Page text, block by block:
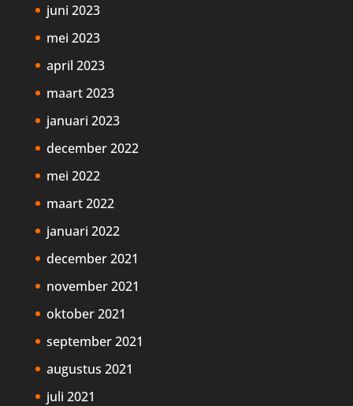
juni 2023
mei 2023
april 2023
maart 2023
januari 2023
december 2022
mei 2022
maart 2022
januari 2022
december 2021
november 2021
oktober 2021
september 2021
augustus 2021
juli 2021